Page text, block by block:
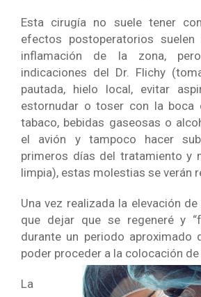
Esta cirugía no suele tener
efectos postoperatorios
inflamación de la zona,
indicaciones del Dr. Flichy
pautada, hielo local, evitar
estornudar o toser con la boca
tabaco, bebidas gaseosas o
el avión y tampoco hacer
primeros días del tratamiento y
limpia), estas molestias se verán
Una vez realizada la elevación
que dejar que se regeneré y
durante un periodo aproximado
poder proceder a la colocación
La